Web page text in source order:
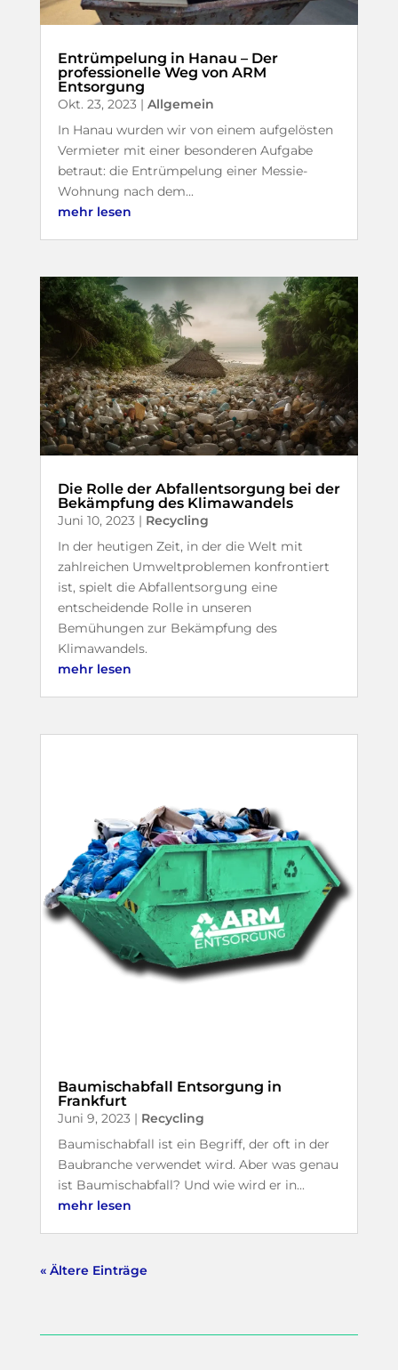
Entrümpelung in Hanau – Der
professionelle Weg von ARM
Entsorgung
Okt. 23, 2023| Allgemein
In Hanau wurden wir von einem aufgelösten
Vermieter mit einer besonderen Aufgabe
betraut: die Entrümpelung einer Messie-
Wohnung nach dem...
mehr lesen
Die Rolle der Abfallentsorgung bei der
Bekämpfung des Klimawandels
Juni 10, 2023| Recycling
In der heutigen Zeit, in der die Welt mit
zahlreichen Umweltproblemen konfrontiert
ist, spielt die Abfallentsorgung eine
entscheidende Rolle in unseren
Bemühungen zur Bekämpfung des
Klimawandels.
mehr lesen
Baumischabfall Entsorgung in
Frankfurt
Juni 9, 2023| Recycling
Baumischabfall ist ein Begriff, der oft in der
Baubranche verwendet wird. Aber was genau
ist Baumischabfall? Und wie wird er in...
mehr lesen
« Ältere Einträge